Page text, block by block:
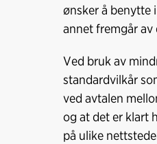
ønsker å benytte
annet fremgår av
Ved bruk av
standardvilkår
ved avtalen
og at det er klart
på ulike